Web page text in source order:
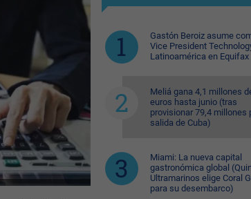
Gastón Beroiz asume
Vice President
Latinoamérica en Equifax
Meliá gana 4,1 millones
euros hasta junio (tras
provisionar 79,4 millones
salida de Cuba)
Miami: La nueva capital
gastronómica global
Ultramarinos elige Coral
para su desembarco)